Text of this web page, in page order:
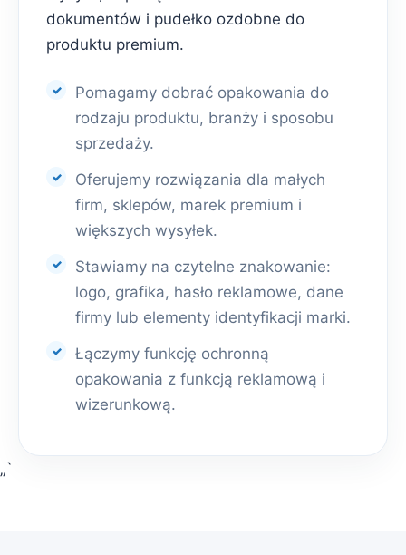
dokumentów i pudełko ozdobne do
produktu premium.
Pomagamy dobrać opakowania do
rodzaju produktu, branży i sposobu
sprzedaży.
Oferujemy rozwiązania dla małych
firm, sklepów, marek premium i
większych wysyłek.
Stawiamy na czytelne znakowanie:
logo, grafika, hasło reklamowe, dane
firmy lub elementy identyfikacji marki.
Łączymy funkcję ochronną
opakowania z funkcją reklamową i
wizerunkową.
„`